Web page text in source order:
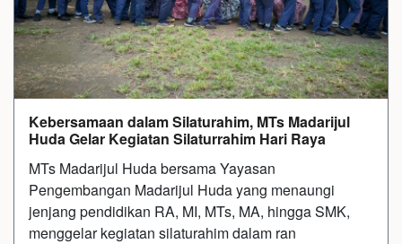
Kebersamaan dalam Silaturahim, MTs Madarijul
Huda Gelar Kegiatan Silaturrahim Hari Raya
MTs Madarijul Huda bersama Yayasan
Pengembangan Madarijul Huda yang menaungi
jenjang pendidikan RA, MI, MTs, MA, hingga SMK,
menggelar kegiatan silaturahim dalam ran